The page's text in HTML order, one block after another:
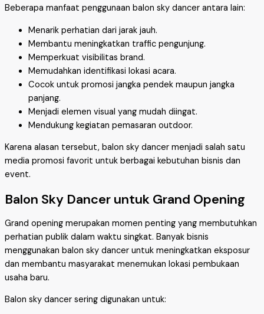
Beberapa manfaat penggunaan balon sky dancer antara lain:
Menarik perhatian dari jarak jauh.
Membantu meningkatkan traffic pengunjung.
Memperkuat visibilitas brand.
Memudahkan identifikasi lokasi acara.
Cocok untuk promosi jangka pendek maupun jangka
panjang.
Menjadi elemen visual yang mudah diingat.
Mendukung kegiatan pemasaran outdoor.
Karena alasan tersebut, balon sky dancer menjadi salah satu
media promosi favorit untuk berbagai kebutuhan bisnis dan
event.
Balon Sky Dancer untuk Grand Opening
Grand opening merupakan momen penting yang membutuhkan
perhatian publik dalam waktu singkat. Banyak bisnis
menggunakan balon sky dancer untuk meningkatkan eksposur
dan membantu masyarakat menemukan lokasi pembukaan
usaha baru.
Balon sky dancer sering digunakan untuk: